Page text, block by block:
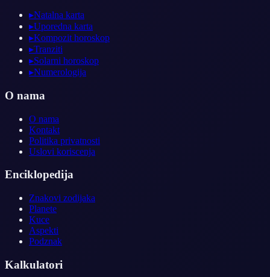
▸Natalna karta
▸Uporedna karta
▸Kompozit horoskop
▸Tranziti
▸Solarni horoskop
▸Numerologija
O nama
O nama
Kontakt
Politika privatnosti
Uslovi koriscenja
Enciklopedija
Znakovi zodijaka
Planete
Kuce
Aspekti
Podznak
Kalkulatori